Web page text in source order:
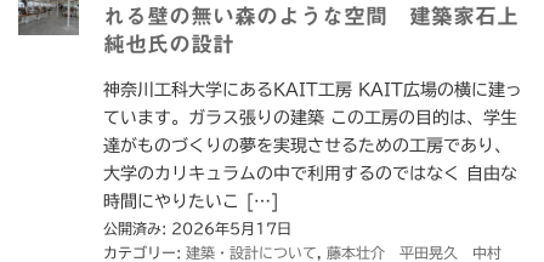
れる壁の無い森のような空間 建築家石上
純也氏の設計
神奈川工科大学にあるKAIT工房 KAIT広場の横に建っ
ています。ガラス張りの建築 この工房の目的は、学生
達がものづくりの夢を実現させるための工房であり、
大学のカリキュラムの中で利用するのではなく 自由な
時間にやりたいこ […]
公開済み: 2026年5月17日
カテゴリー: 建築・設計について 藤本壮介 平田晃久 中村